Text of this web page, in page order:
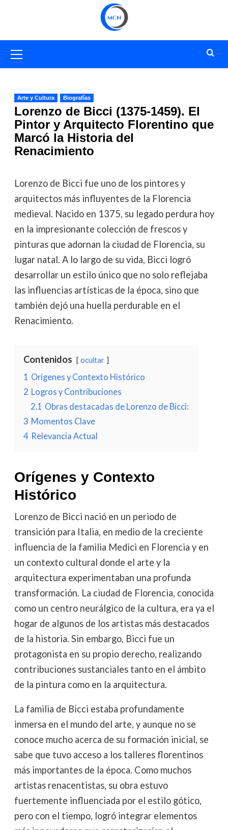
primario
Arte y Cultura Biografías
Lorenzo de Bicci (1375-1459). El
Pintor y Arquitecto Florentino que
Marcó la Historia del
Renacimiento
Lorenzo de Bicci fue uno de los pintores y
arquitectos más influyentes de la Florencia
medieval. Nacido en 1375, su legado perdura hoy
en la impresionante colección de frescos y
pinturas que adornan la ciudad de Florencia, su
lugar natal. A lo largo de su vida, Bicci logró
desarrollar un estilo único que no solo reflejaba
las influencias artísticas de la época, sino que
también dejó una huella perdurable en el
Renacimiento.
Contenidos ocultar
1 Orígenes y Contexto Histórico
2 Logros y Contribuciones
2.1 Obras destacadas de Lorenzo de Bicci:
3 Momentos Clave
4 Relevancia Actual
Orígenes y Contexto
Histórico
Lorenzo de Bicci nació en un periodo de
transición para Italia, en medio de la creciente
influencia de la familia Medici en Florencia y en
un contexto cultural donde el arte y la
arquitectura experimentaban una profunda
transformación. La ciudad de Florencia, conocida
como un centro neurálgico de la cultura, era ya el
hogar de algunos de los artistas más destacados
de la historia. Sin embargo, Bicci fue un
protagonista en su propio derecho, realizando
contribuciones sustanciales tanto en el ámbito
de la pintura como en la arquitectura.
La familia de Bicci estaba profundamente
inmersa en el mundo del arte, y aunque no se
conoce mucho acerca de su formación inicial, se
sabe que tuvo acceso a los talleres florentinos
más importantes de la época. Como muchos
artistas renacentistas, su obra estuvo
fuertemente influenciada por el estilo gótico,
pero con el tiempo, logró integrar elementos